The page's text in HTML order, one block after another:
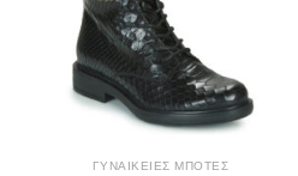
ΓΥΝΑΙΚΕΊΕΣ ΜΠΌΤΕΣ